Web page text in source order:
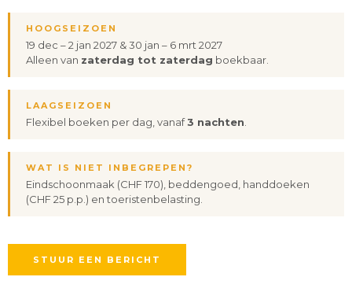
HOOGSEIZOEN
19 dec – 2 jan 2027 & 30 jan – 6 mrt 2027
Alleen van zaterdag tot zaterdag boekbaar.
LAAGSEIZOEN
Flexibel boeken per dag, vanaf3 nachten
WAT IS NIET INBEGREPEN?
Eindschoonmaak (CHF 170), beddengoed, handdoeken
(CHF 25 p.p.) en toeristenbelasting.
STUUR EEN BERICHT